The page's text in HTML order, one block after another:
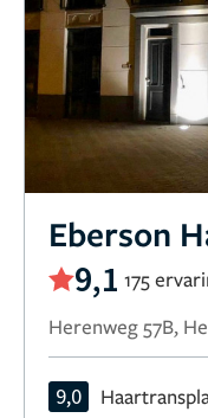
Eberson
9,1 175
Herenweg 57B,
9,0